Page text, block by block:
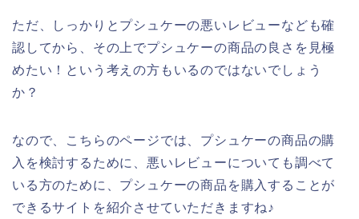
ただ、しっかりとプシュケーの悪いレビューなども確
認してから、その上でプシュケーの商品の良さを見極
めたい！という考えの方もいるのではないでしょう
か？
なので、こちらのページでは、プシュケーの商品の購
入を検討するために、悪いレビューについても調べて
いる方のために、プシュケーの商品を購入することが
できるサイトを紹介させていただきますね♪